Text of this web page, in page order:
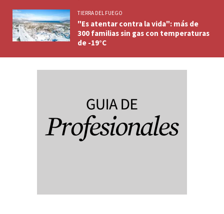
TIERRA DEL FUEGO
"Es atentar contra la vida": más de
300 familias sin gas con temperaturas
de -19°C